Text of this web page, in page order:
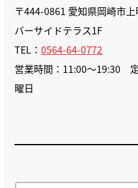
〒444-0861 愛知県岡崎市
バーサイドテラス1F
TEL： 0564-64-0772
営業時間：11:00～19:30
曜日